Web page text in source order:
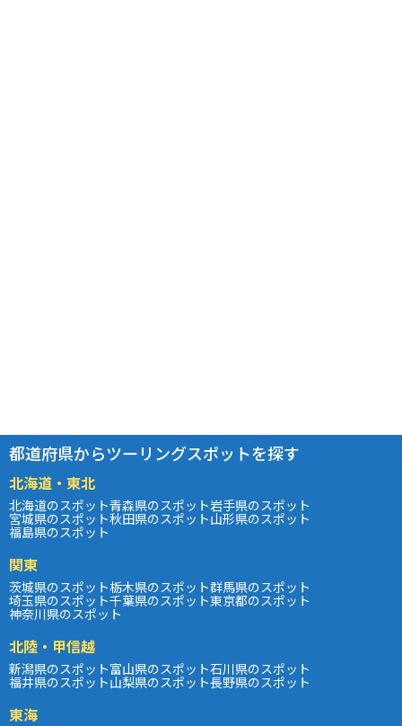
都道府県からツーリングスポットを探す
北海道・東北
北海道のスポット青森県のスポット岩手県のスポット
宮城県のスポット秋田県のスポット山形県のスポット
福島県のスポット
関東
茨城県のスポット栃木県のスポット群馬県のスポット
埼玉県のスポット千葉県のスポット東京都のスポット
神奈川県のスポット
北陸・甲信越
新潟県のスポット富山県のスポット石川県のスポット
福井県のスポット山梨県のスポット長野県のスポット
東海